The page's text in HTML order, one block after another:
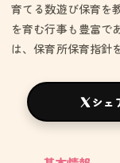
育てる数遊び保育を
を育む行事も豊富で
は、保育所保育指針
シェ